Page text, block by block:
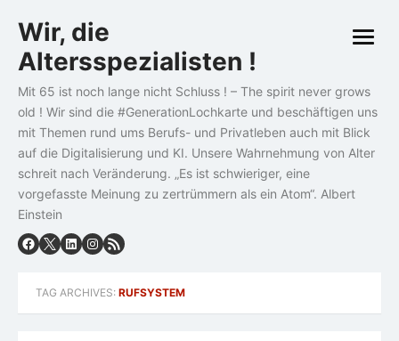
to
content
Wir, die
Altersspezialisten !
Mit 65 ist noch lange nicht Schluss ! – The spirit never grows
old ! Wir sind die #GenerationLochkarte und beschäftigen uns
mit Themen rund ums Berufs- und Privatleben auch mit Blick
auf die Digitalisierung und KI. Unsere Wahrnehmung von Alter
schreit nach Veränderung. „Es ist schwieriger, eine
vorgefasste Meinung zu zertrümmern als ein Atom“. Albert
Einstein
open
TAG ARCHIVES: RUFSYSTEM